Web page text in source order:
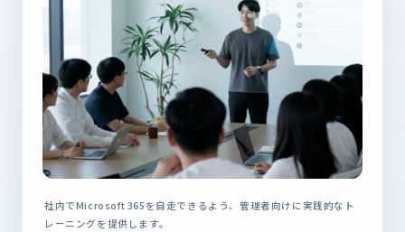
社内でMicrosoft 365を自走できるよう、管理者向けに実践的なト
レーニングを提供します。